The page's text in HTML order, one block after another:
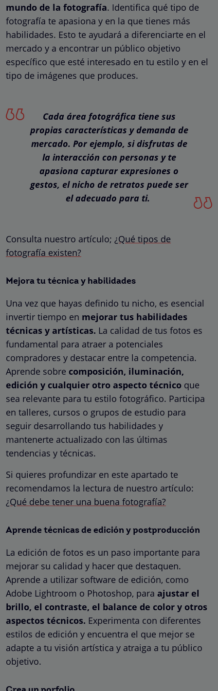
mundo de la fotografía. Identifica qué tipo de
fotografía te apasiona y en la que tienes más
habilidades. Esto te ayudará a diferenciarte en el
mercado y a encontrar un público objetivo
específico que esté interesado en tu estilo y en el
tipo de imágenes que produces.
Cada área fotográfica tiene sus
propias características y demanda de
mercado. Por ejemplo, si disfrutas de
la interacción con personas y te
apasiona capturar expresiones o
gestos, el nicho de retratos puede ser
el adecuado para ti.
Consulta nuestro artículo; ¿Qué tipos de
fotografía existen?
Mejora tu técnica y habilidades
Una vez que hayas definido tu nicho, es esencial
invertir tiempo en mejorar tus habilidades
técnicas y artísticas. La calidad de tus fotos es
fundamental para atraer a potenciales
compradores y destacar entre la competencia.
Aprende sobre composición, iluminación,
edición y cualquier otro aspecto técnico que
sea relevante para tu estilo fotográfico. Participa
en talleres, cursos o grupos de estudio para
seguir desarrollando tus habilidades y
mantenerte actualizado con las últimas
tendencias y técnicas.
Si quieres profundizar en este apartado te
recomendamos la lectura de nuestro artículo:
¿Qué debe tener una buena fotografía?
Aprende técnicas de edición y postproducción
La edición de fotos es un paso importante para
mejorar su calidad y hacer que destaquen.
Aprende a utilizar software de edición, como
Adobe Lightroom o Photoshop, para ajustar el
brillo, el contraste, el balance de color y otros
aspectos técnicos. Experimenta con diferentes
estilos de edición y encuentra el que mejor se
adapte a tu visión artística y atraiga a tu público
objetivo.